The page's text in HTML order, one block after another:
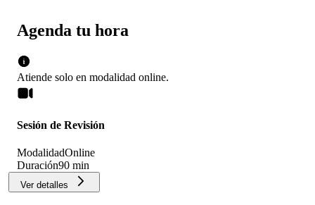
Agenda tu hora
Atiende solo en modalidad online.
Sesión de Revisión
ModalidadOnline
Duración90 min
Ver detalles